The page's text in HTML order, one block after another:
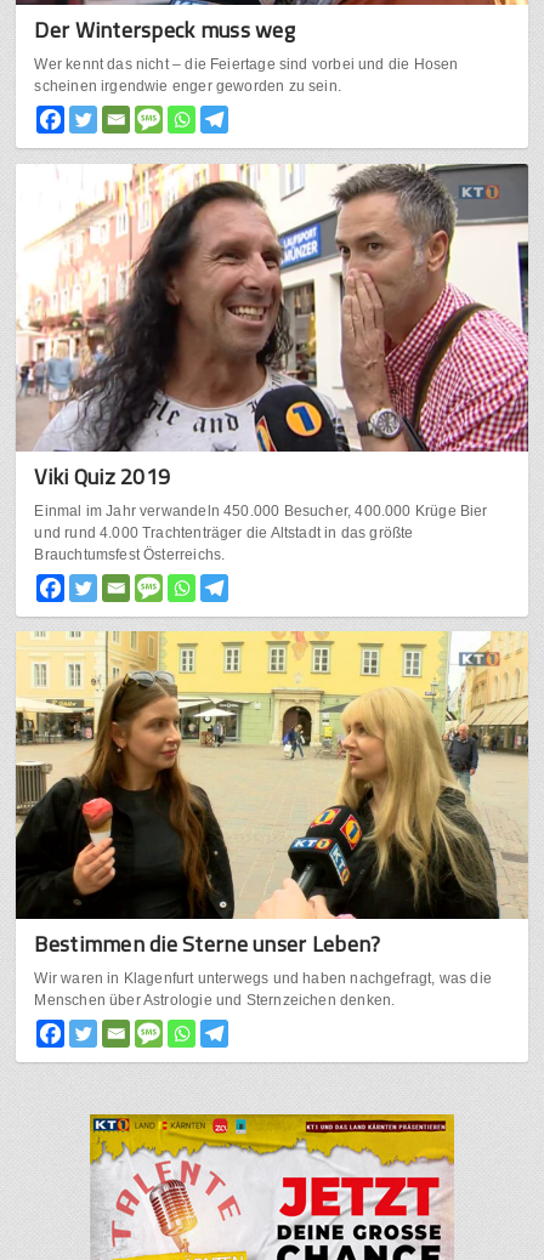
Der Winterspeck muss weg
Wer kennt das nicht – die Feiertage sind vorbei und die Hosen
scheinen irgendwie enger geworden zu sein.
Viki Quiz 2019
Einmal im Jahr verwandeln 450.000 Besucher, 400.000 Krüge Bier
und rund 4.000 Trachtenträger die Altstadt in das größte
Brauchtumsfest Österreichs.
Bestimmen die Sterne unser Leben?
Wir waren in Klagenfurt unterwegs und haben nachgefragt, was die
Menschen über Astrologie und Sternzeichen denken.